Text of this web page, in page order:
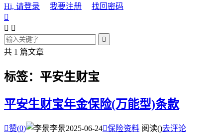
Hi, 请登录 我要注册
找回密码

 

共 1 篇文章
标签：平安生财宝
平安生财宝年金保险(万能型)条款
赞(0) 李景2025-06-24保险资料 阅读()去评论